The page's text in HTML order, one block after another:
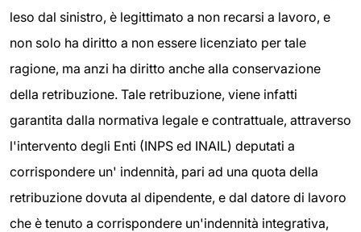
leso dal sinistro, è legittimato a non recarsi a lavoro, e
non solo ha diritto a non essere licenziato per tale
ragione, ma anzi ha diritto anche alla conservazione
della retribuzione. Tale retribuzione, viene infatti
garantita dalla normativa legale e contrattuale, attraverso
l'intervento degli Enti (INPS ed INAIL) deputati a
corrispondere un' indennità, pari ad una quota della
retribuzione dovuta al dipendente, e dal datore di lavoro
che è tenuto a corrispondere un'indennità integrativa,